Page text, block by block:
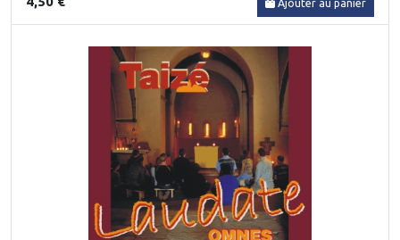
Ajouter au panier